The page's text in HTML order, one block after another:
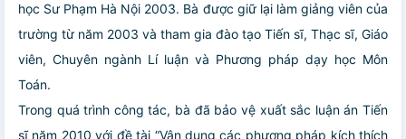
học Sư Phạm Hà Nội 2003. Bà được giữ lại làm giảng viên của
trường từ năm 2003 và tham gia đào tạo Tiến sĩ, Thạc sĩ, Giáo
viên, Chuyên ngành Lí luận và Phương pháp dạy học Môn
Toán.
Trong quá trình công tác, bà đã bảo vệ xuất sắc luận án Tiến
sĩ năm 2010 với đề tài “Vận dụng các phương pháp kích thích